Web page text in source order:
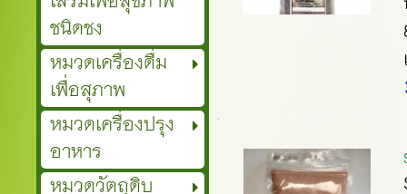
ชนิดชง
หมวดเครื่องดื่ม
เพื่อสุภาพ
หมวดเครื่องปรุง
อาหาร